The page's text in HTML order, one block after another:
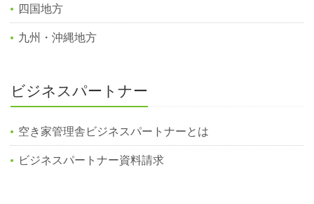
四国地方
九州・沖縄地方
ビジネスパートナー
空き家管理舎ビジネスパートナーとは
ビジネスパートナー資料請求